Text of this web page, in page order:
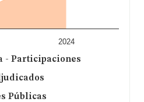
2024
- Participaciones
Públicas